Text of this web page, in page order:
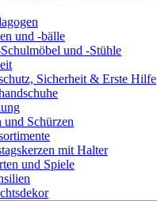
und -bälle
und -Stühle
Sicherheit & Erste Hilfe
und Schürzen
mit Halter
und Spiele